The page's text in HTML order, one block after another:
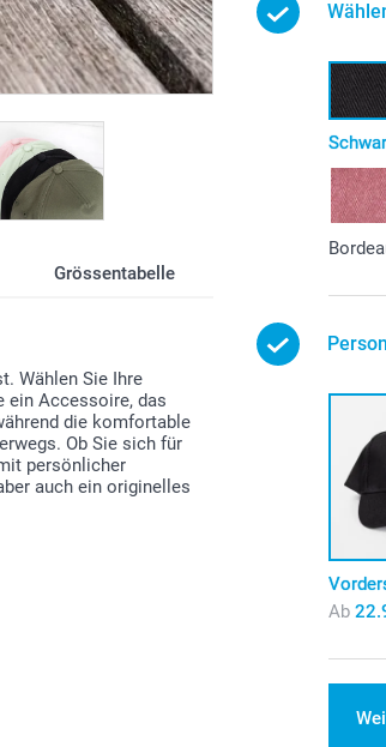
Grössentabelle
Wählen Sie Ihre
ein Accessoire, das
die komfortable
Ob Sie sich für
persönlicher
auch ein originelles
Ab